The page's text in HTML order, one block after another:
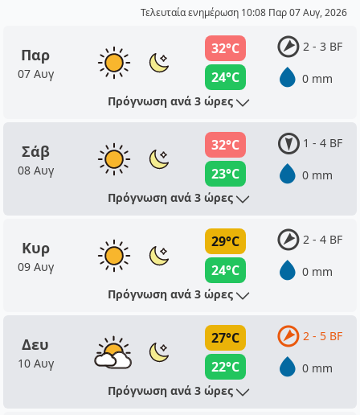
Τελευταία ενημέρωση 10:08 Παρ 07 Αυγ, 2026
Παρ
07 Αυγ
32°C
24°C
2 - 3 BF
0 mm
Πρόγνωση ανά 3 ώρες
Σάβ
08 Αυγ
32°C
23°C
1 - 4 BF
0 mm
Πρόγνωση ανά 3 ώρες
Κυρ
09 Αυγ
29°C
24°C
2 - 4 BF
0 mm
Πρόγνωση ανά 3 ώρες
Δευ
10 Αυγ
27°C
22°C
2 - 5 BF
0 mm
Πρόγνωση ανά 3 ώρες